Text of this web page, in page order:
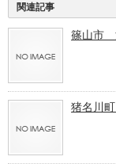
関連記事
篠山市
猪名川